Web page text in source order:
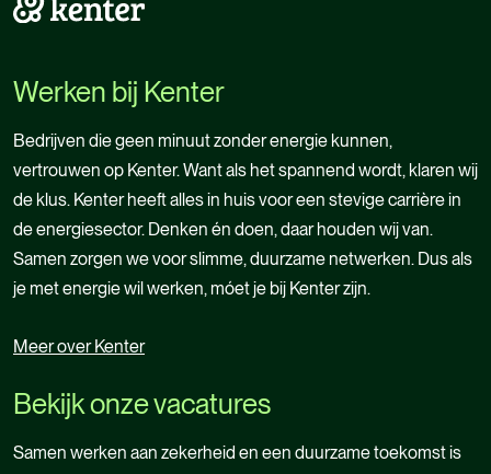
Werken bij Kenter
Bedrijven die geen minuut zonder energie kunnen,
vertrouwen op Kenter. Want als het spannend wordt, klaren wij
de klus. Kenter heeft alles in huis voor een stevige carrière in
de energiesector. Denken én doen, daar houden wij van.
Samen zorgen we voor slimme, duurzame netwerken. Dus als
je met energie wil werken, móet je bij Kenter zijn.
Meer over Kenter
Meer over Kenter
Bekijk onze vacatures
Samen werken aan zekerheid en een duurzame toekomst is